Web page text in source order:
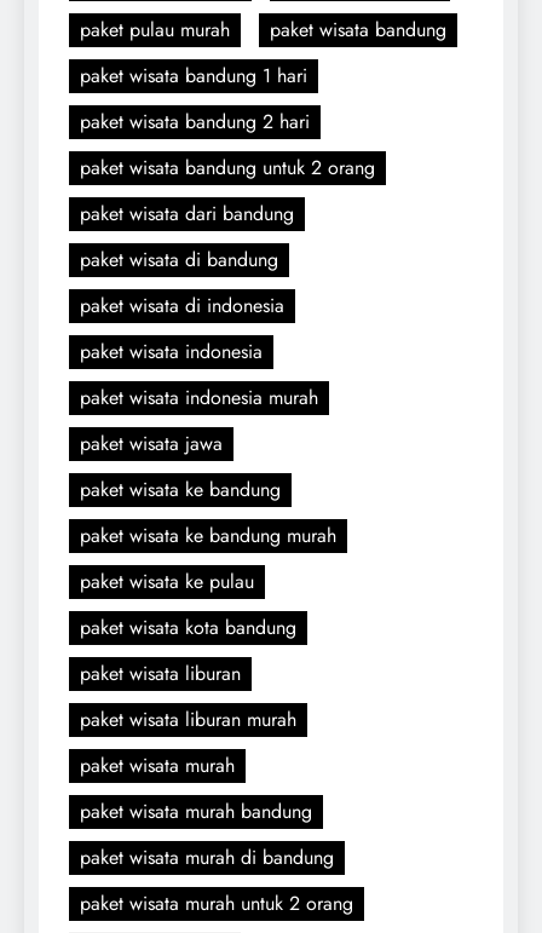
paket pulau murah
paket wisata bandung
paket wisata bandung 1 hari
paket wisata bandung 2 hari
paket wisata bandung untuk 2 orang
paket wisata dari bandung
paket wisata di bandung
paket wisata di indonesia
paket wisata indonesia
paket wisata indonesia murah
paket wisata jawa
paket wisata ke bandung
paket wisata ke bandung murah
paket wisata ke pulau
paket wisata kota bandung
paket wisata liburan
paket wisata liburan murah
paket wisata murah
paket wisata murah bandung
paket wisata murah di bandung
paket wisata murah untuk 2 orang